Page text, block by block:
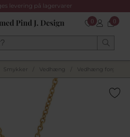
levering på lagervarer
0 0
Smykker Vedhæng Vedhæng forgyldt